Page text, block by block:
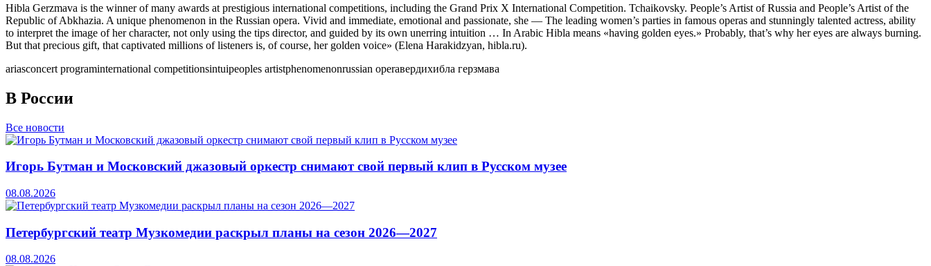
Hibla Gerzmava is the winner of many awards at prestigious international competitions, including the Grand Prix X International Competition. Tchaikovsky. People’s Artist of Russia and People’s Artist of the
Republic of Abkhazia. A unique phenomenon in the Russian opera. Vivid and immediate, emotional and passionate, she — The leading women’s parties in famous operas and stunningly talented actress, ability
to interpret the image of her character, not only using the tips director, and guided by its own unerring intuition … In Arabic Hibla means «having golden eyes.» Probably, that’s why her eyes are always burning.
But that precious gift, that captivated millions of listeners is, of course, her golden voice» (Elena Harakidzyan, hibla.ru).
ariasconcert programinternational competitionsintuipeoples artistphenomenonrussian operaвердихибла герзмава
В России
Все новости
Игорь Бутман и Московский джазовый оркестр снимают свой первый клип в Русском музее
08.08.2026
Петербургский театр Музкомедии раскрыл планы на сезон 2026—2027
08.08.2026